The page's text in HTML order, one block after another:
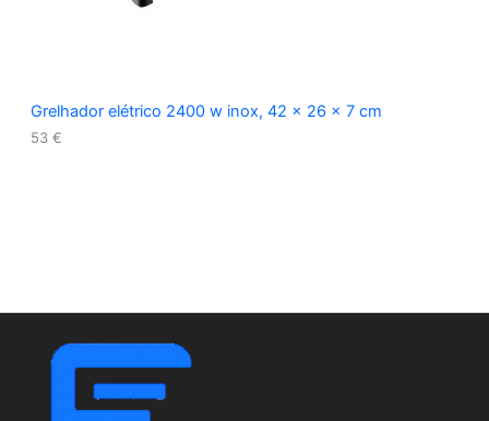
Grelhador elétrico 2400 w inox, 42 x 26 x 7 cm
53 €